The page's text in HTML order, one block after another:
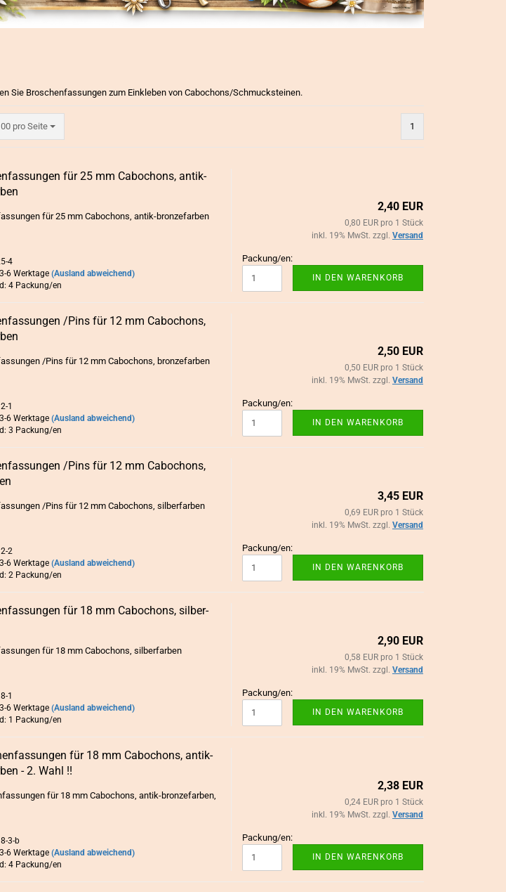
Broschennadeln
sonstiges Schmuckbastelzubehör
Verbinder / Mittelteile
Metall-, Glas- & Kunststoffperlen
Verpackung/Etiketten
Sie Broschenfassungen zum Einkleben von Cabochons/Schmucksteinen.
pro Seite
Seite 1
für 25 mm Ca­bo­chons, antik-​​
für 25 mm Ca­bo­chons, antik-​bronzefarben
4
3-6 Werktage (Ausland abweichend)
4 Packung/en
2,40 EUR
0,80 EUR pro 1 Stück
inkl. 19% MwSt. zzgl. Versand
Packung/en:
IN DEN WARENKORB
/Pins für 12 mm Ca­bo­chons,
/Pins für 12 mm Ca­bo­chons, bron­ze­far­ben
1
3-6 Werktage (Ausland abweichend)
3 Packung/en
2,50 EUR
0,50 EUR pro 1 Stück
inkl. 19% MwSt. zzgl. Versand
Packung/en:
IN DEN WARENKORB
/Pins für 12 mm Ca­bo­chons,
/Pins für 12 mm Ca­bo­chons, sil­ber­far­ben
2
3-6 Werktage (Ausland abweichend)
2 Packung/en
3,45 EUR
0,69 EUR pro 1 Stück
inkl. 19% MwSt. zzgl. Versand
Packung/en:
IN DEN WARENKORB
für 18 mm Ca­bo­chons, sil­ber­
für 18 mm Ca­bo­chons, sil­ber­far­ben
1
3-6 Werktage (Ausland abweichend)
1 Packung/en
2,90 EUR
0,58 EUR pro 1 Stück
inkl. 19% MwSt. zzgl. Versand
Packung/en:
IN DEN WARENKORB
für 18 mm Ca­bo­chons, antik-​​
- 2. Wahl !!
für 18 mm Ca­bo­chons, antik-​bronzefarben,
3-b
3-6 Werktage (Ausland abweichend)
4 Packung/en
2,38 EUR
0,24 EUR pro 1 Stück
inkl. 19% MwSt. zzgl. Versand
Packung/en:
IN DEN WARENKORB